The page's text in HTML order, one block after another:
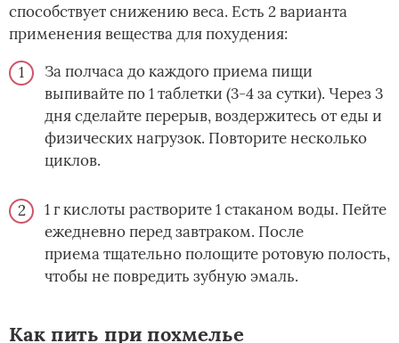
способствует снижению веса. Есть 2 варианта
применения вещества для похудения:
За полчаса до каждого приема пищи
выпивайте по 1 таблетки (3-4 за сутки). Через 3
дня сделайте перерыв, воздержитесь от еды и
физических нагрузок. Повторите несколько
циклов.
1 г кислоты растворите 1 стаканом воды. Пейте
ежедневно перед завтраком. После
приема тщательно полощите ротовую полость,
чтобы не повредить зубную эмаль.
Как пить при похмелье